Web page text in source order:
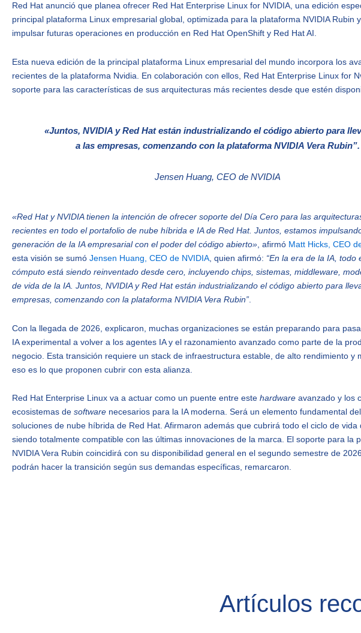
Red Hat anunció que planea ofrecer Red Hat Enterprise Linux for NVIDIA, una edición
principal plataforma Linux empresarial global, optimizada para la plataforma NVIDIA Rubin
impulsar futuras operaciones en producción en Red Hat OpenShift y Red Hat AI.
Esta nueva edición de la principal plataforma Linux empresarial del mundo incorpora los
recientes de la plataforma Nvidia. En colaboración con ellos, Red Hat Enterprise Linux for
soporte para las características de sus arquitecturas más recientes desde que estén
«Juntos, NVIDIA y Red Hat están industrializando el código abierto para
a las empresas, comenzando con la plataforma NVIDIA Vera Rubin”.
Jensen Huang, CEO de NVIDIA
«Red Hat y NVIDIA tienen la intención de ofrecer soporte del Día Cero para las
recientes en todo el portafolio de nube híbrida e IA de Red Hat. Juntos, estamos
generación de la IA empresarial con el poder del código abierto» , afirmó Matt Hicks, CEO
esta visión se sumó Jensen Huang, CEO de NVIDIA , quien afirmó: “En la era de la IA, todo
cómputo está siendo reinventado desde cero, incluyendo chips, sistemas, middleware,
de vida de la IA. Juntos, NVIDIA y Red Hat están industrializando el código abierto para
empresas, comenzando con la plataforma NVIDIA Vera Rubin”
Con la llegada de 2026, explicaron, muchas organizaciones se están preparando para
IA experimental a volver a los agentes IA y el razonamiento avanzado como parte de la
negocio. Esta transición requiere un stack de infraestructura estable, de alto rendimiento y
eso es lo que proponen cubrir con esta alianza.
Red Hat Enterprise Linux va a actuar como un puente entre este hardware avanzado y los
ecosistemas de software necesarios para la IA moderna. Será un elemento fundamental
soluciones de nube híbrida de Red Hat. Afirmaron además que cubrirá todo el ciclo de vida
siendo totalmente compatible con las últimas innovaciones de la marca. El soporte para la
NVIDIA Vera Rubin coincidirá con su disponibilidad general en el segundo semestre de
podrán hacer la transición según sus demandas específicas, remarcaron.
Artículos